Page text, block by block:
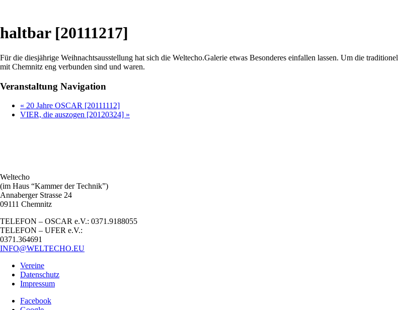
haltbar [20111217]
Für die diesjährige Weihnachtsausstellung hat sich die Weltecho.Galerie etwas Besonderes einfallen lassen. Um die
mit Chemnitz eng verbunden sind und waren.
Veranstaltung Navigation
« 20 Jahre OSCAR [20111112]
VIER, die auszogen [20120324] »
Weltecho
(im Haus “Kammer der Technik”)
Annaberger Strasse 24
09111 Chemnitz
TELEFON – OSCAR e.V.: 0371.9188055
TELEFON – UFER e.V.:
0371.364691
INFO@WELTECHO.EU
Vereine
Datenschutz
Impressum
Facebook